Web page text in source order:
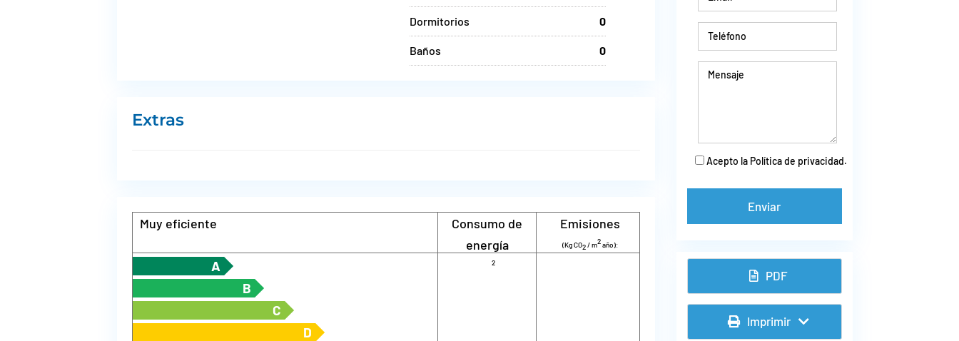
Dormitorios 0
Baños 0
Extras
Muy eficiente
Consumo de
energía
2año):
Emisiones
(Kg CO2/ m2año):
A
B
C
D
Acepto la Política de privacidad.
PDF
Imprimir